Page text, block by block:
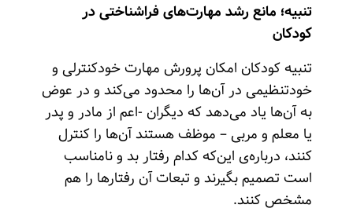
تنبیه؛ مانع رشد مهارت‌های فراشناختی در
کودکان
تنبیه کودکان امکان پرورش مهارت‌ خودکنترلی و
خودتنظیمی در آن‌ها را محدود می‌کند و در عوض
به آن‌ها یاد می‌دهد که دیگران -اعم از مادر و پدر
یا معلم و مربی – موظف هستند آن‌ها را کنترل
کنند، درباره‌ی این‌که کدام رفتار بد و نامناسب
است تصمیم بگیرند و تبعات آن رفتارها را هم
مشخص کنند.